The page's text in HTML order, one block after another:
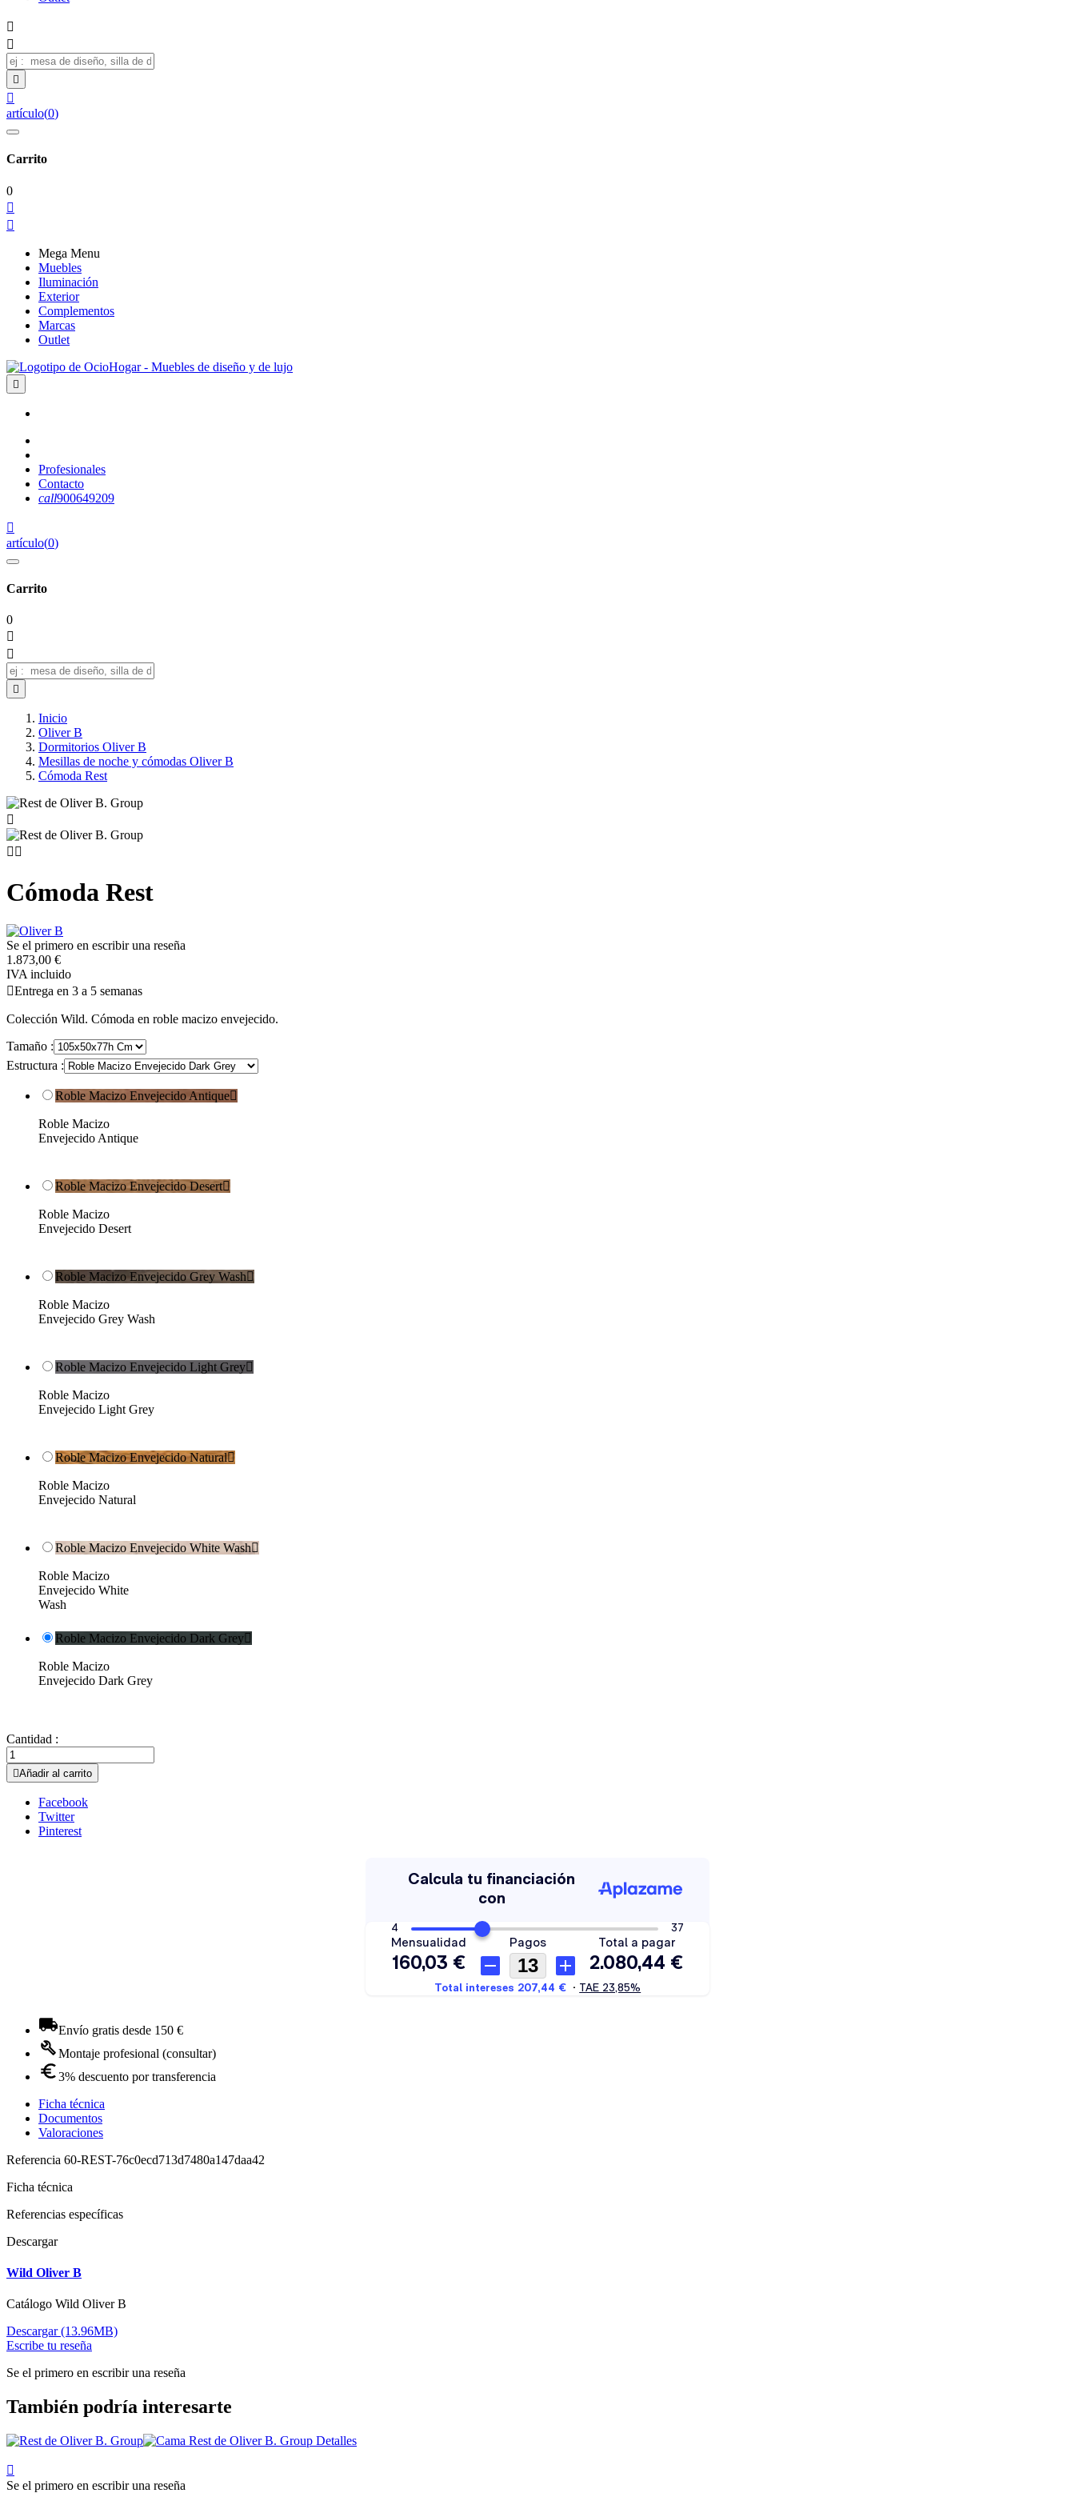




artículo(0)
Carrito
0


Mega Menu
Muebles
Iluminación
Exterior
Complementos
Marcas
Outlet

Profesionales
Contacto
call900649209

artículo(0)
Carrito
0



Inicio
Oliver B
Dormitorios Oliver B
Mesillas de noche y cómodas Oliver B
Cómoda Rest

 
Cómoda Rest
Se el primero en escribir una reseña
1.873,00 €
IVA incluido
Entrega en 3 a 5 semanas
Colección Wild. Cómoda en roble macizo envejecido.
Tamaño :
Estructura :
Roble Macizo Envejecido Antique
Roble Macizo
Envejecido Antique
Roble Macizo Envejecido Desert
Roble Macizo
Envejecido Desert
Roble Macizo Envejecido Grey Wash
Roble Macizo
Envejecido Grey Wash
Roble Macizo Envejecido Light Grey
Roble Macizo
Envejecido Light Grey
Roble Macizo Envejecido Natural
Roble Macizo
Envejecido Natural
Roble Macizo Envejecido White Wash
Roble Macizo
Envejecido White
Wash
Roble Macizo Envejecido Dark Grey
Roble Macizo
Envejecido Dark Grey
Cantidad :
Añadir al carrito
Facebook
Twitter
Pinterest
Envío gratis desde 150 €
Montaje profesional (consultar)
3% descuento por transferencia
Ficha técnica
Documentos
Valoraciones
Referencia 60-REST-76c0ecd713d7480a147daa42
Ficha técnica
Referencias específicas
Descargar
Wild Oliver B
Catálogo Wild Oliver B
Descargar (13.96MB)
Escribe tu reseña
Se el primero en escribir una reseña
También podría interesarte

Se el primero en escribir una reseña